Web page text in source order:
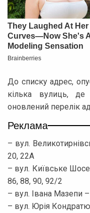
До списку адрес,
кілька вулиць,
оновлений перелік
Реклама
– вул.
20, 22А
– вул. Київське
86, 88, 90, 92/2
– вул. Івана Мазепи
– вул. Юрія